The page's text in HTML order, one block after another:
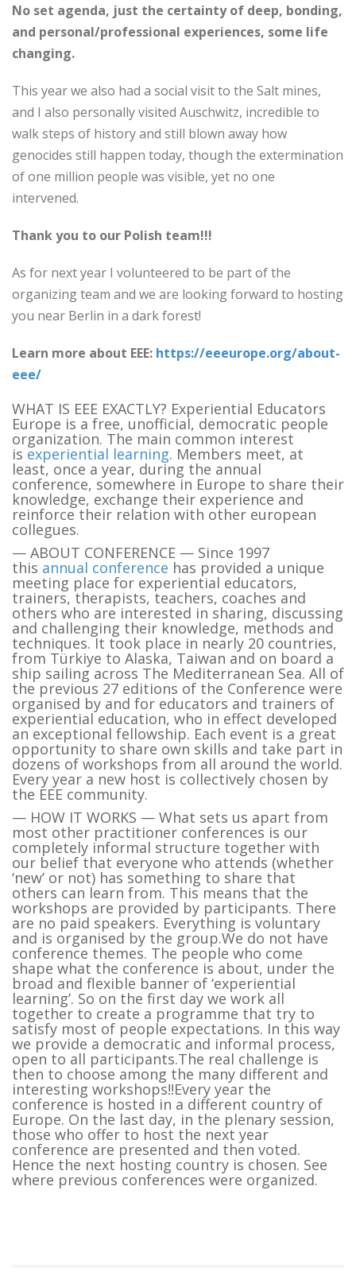
No set agenda, just the certainty of deep, bonding,
and personal/professional experiences, some life
changing.
This year we also had a social visit to the Salt mines,
and I also personally visited Auschwitz, incredible to
walk steps of history and still blown away how
genocides still happen today, though the extermination
of one million people was visible, yet no one
intervened.
Thank you to our Polish team!!!
As for next year I volunteered to be part of the
organizing team and we are looking forward to hosting
you near Berlin in a dark forest!
Learn more about EEE: https://eeeurope.org/about-
eee/
WHAT IS EEE EXACTLY? Experiential Educators
Europe is a free, unofficial, democratic people
organization. The main common interest
is experiential learning. Members meet, at
least, once a year, during the annual
conference, somewhere in Europe to share their
knowledge, exchange their experience and
reinforce their relation with other european
collegues.
— ABOUT CONFERENCE — Since 1997
this annual conference has provided a unique
meeting place for experiential educators,
trainers, therapists, teachers, coaches and
others who are interested in sharing, discussing
and challenging their knowledge, methods and
techniques. It took place in nearly 20 countries,
from Türkiye to Alaska, Taiwan and on board a
ship sailing across The Mediterranean Sea. All of
the previous 27 editions of the Conference were
organised by and for educators and trainers of
experiential education, who in effect developed
an exceptional fellowship. Each event is a great
opportunity to share own skills and take part in
dozens of workshops from all around the world.
Every year a new host is collectively chosen by
the EEE community.
— HOW IT WORKS — What sets us apart from
most other practitioner conferences is our
completely informal structure together with
our belief that everyone who attends (whether
‘new’ or not) has something to share that
others can learn from. This means that the
workshops are provided by participants. There
are no paid speakers. Everything is voluntary
and is organised by the group.We do not have
conference themes. The people who come
shape what the conference is about, under the
broad and flexible banner of ‘experiential
learning’. So on the first day we work all
together to create a programme that try to
satisfy most of people expectations. In this way
we provide a democratic and informal process,
open to all participants.The real challenge is
then to choose among the many different and
interesting workshops!!Every year the
conference is hosted in a different country of
Europe. On the last day, in the plenary session,
those who offer to host the next year
conference are presented and then voted.
Hence the next hosting country is chosen. See
where previous conferences were organized.